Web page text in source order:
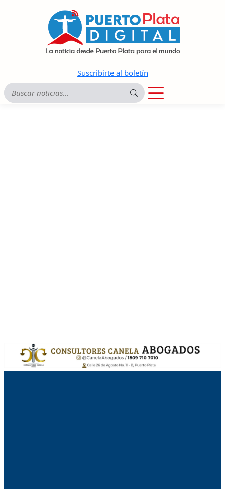
Suscribirte al boletín